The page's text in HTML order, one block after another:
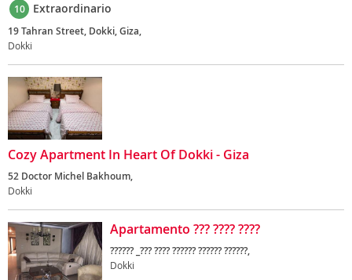
10 Extraordinario
19 Tahran Street, Dokki, Giza,
Dokki
Cozy Apartment In Heart Of Dokki - Giza
52 Doctor Michel Bakhoum,
Dokki
Apartamento ??? ???? ????
?????? _??? ???? ?????? ?????? ??????,
Dokki